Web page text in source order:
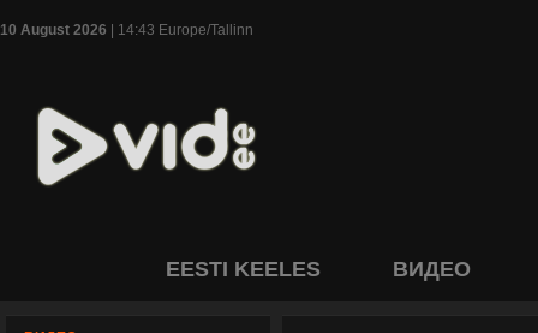
10 August 2026 | 14:43 Europe/Tallinn
EESTI KEELES ВИДЕО